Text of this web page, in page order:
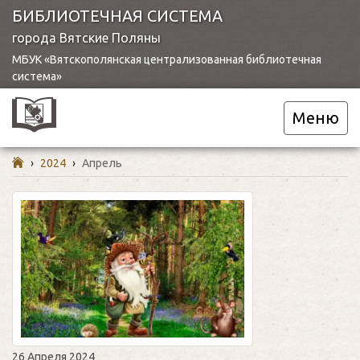
БИБЛИОТЕЧНАЯ СИСТЕМА
города Вятские Поляны
МБУК «Вятскополянская централизованная библиотечная
система»
Меню
› 2024 › Апрель
26 Апреля 2024